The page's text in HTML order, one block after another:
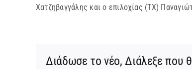
Χατζηβαγγάλης και ο επιλοχίας (ΤΧ)
Διάδωσε το νέο, Διάλεξε που